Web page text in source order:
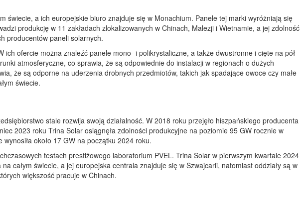
świecie, a ich europejskie biuro znajduje się w Monachium. Panele tej marki wyróżniają się
produkcję w 11 zakładach zlokalizowanych w Chinach, Malezji i Wietnamie, a jej zdolność
producentów paneli solarnych.
ofercie można znaleźć panele mono- i polikrystaliczne, a także dwustronne i cięte na pół
atmosferyczne, co sprawia, że są odpowiednie do instalacji w regionach o dużych
że są odporne na uderzenia drobnych przedmiotów, takich jak spadające owoce czy małe
świecie.
stale rozwija swoją działalność. W 2018 roku przejęło hiszpańskiego producenta
2023 roku Trina Solar osiągnęła zdolności produkcyjne na poziomie 95 GW rocznie w
około 17 GW na początku 2024 roku.
testach prestiżowego laboratorium PVEL. Trina Solar w pierwszym kwartale 2024
całym świecie, a jej europejska centrala znajduje się w Szwajcarii, natomiast oddziały są w
większość pracuje w Chinach.